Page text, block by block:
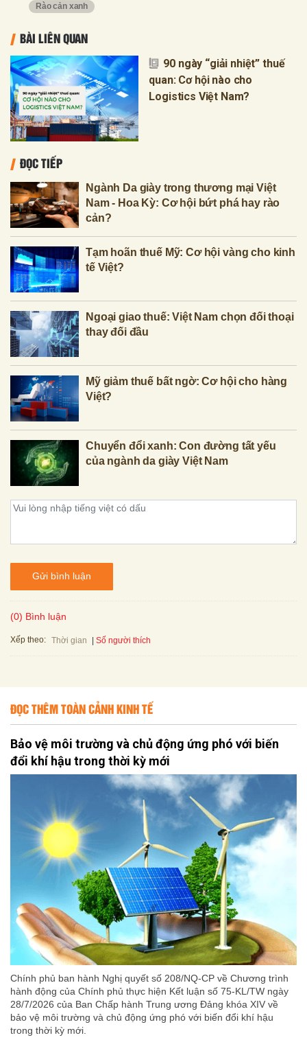
Rào cản xanh
BÀI LIÊN QUAN
90 ngày “giải nhiệt” thuế
quan: Cơ hội nào cho
Logistics Việt Nam?
ĐỌC TIẾP
Ngành Da giày trong thương mại Việt
Nam - Hoa Kỳ: Cơ hội bứt phá hay rào
cản?
Tạm hoãn thuế Mỹ: Cơ hội vàng cho kinh
tế Việt?
Ngoại giao thuế: Việt Nam chọn đối thoại
thay đối đầu
Mỹ giảm thuế bất ngờ: Cơ hội cho hàng
Việt?
Chuyển đổi xanh: Con đường tất yếu
của ngành da giày Việt Nam
Gửi bình luận
(0) Bình luận
Xếp theo: Thời gian Số người thích
ĐỌC THÊM TOÀN CẢNH KINH TẾ
Bảo vệ môi trường và chủ động ứng phó với biến
đổi khí hậu trong thời kỳ mới
Chính phủ ban hành Nghị quyết số 208/NQ-CP về Chương trình
hành động của Chính phủ thực hiện Kết luận số 75-KL/TW ngày
28/7/2026 của Ban Chấp hành Trung ương Đảng khóa XIV về
bảo vệ môi trường và chủ động ứng phó với biến đổi khí hậu
trong thời kỳ mới.